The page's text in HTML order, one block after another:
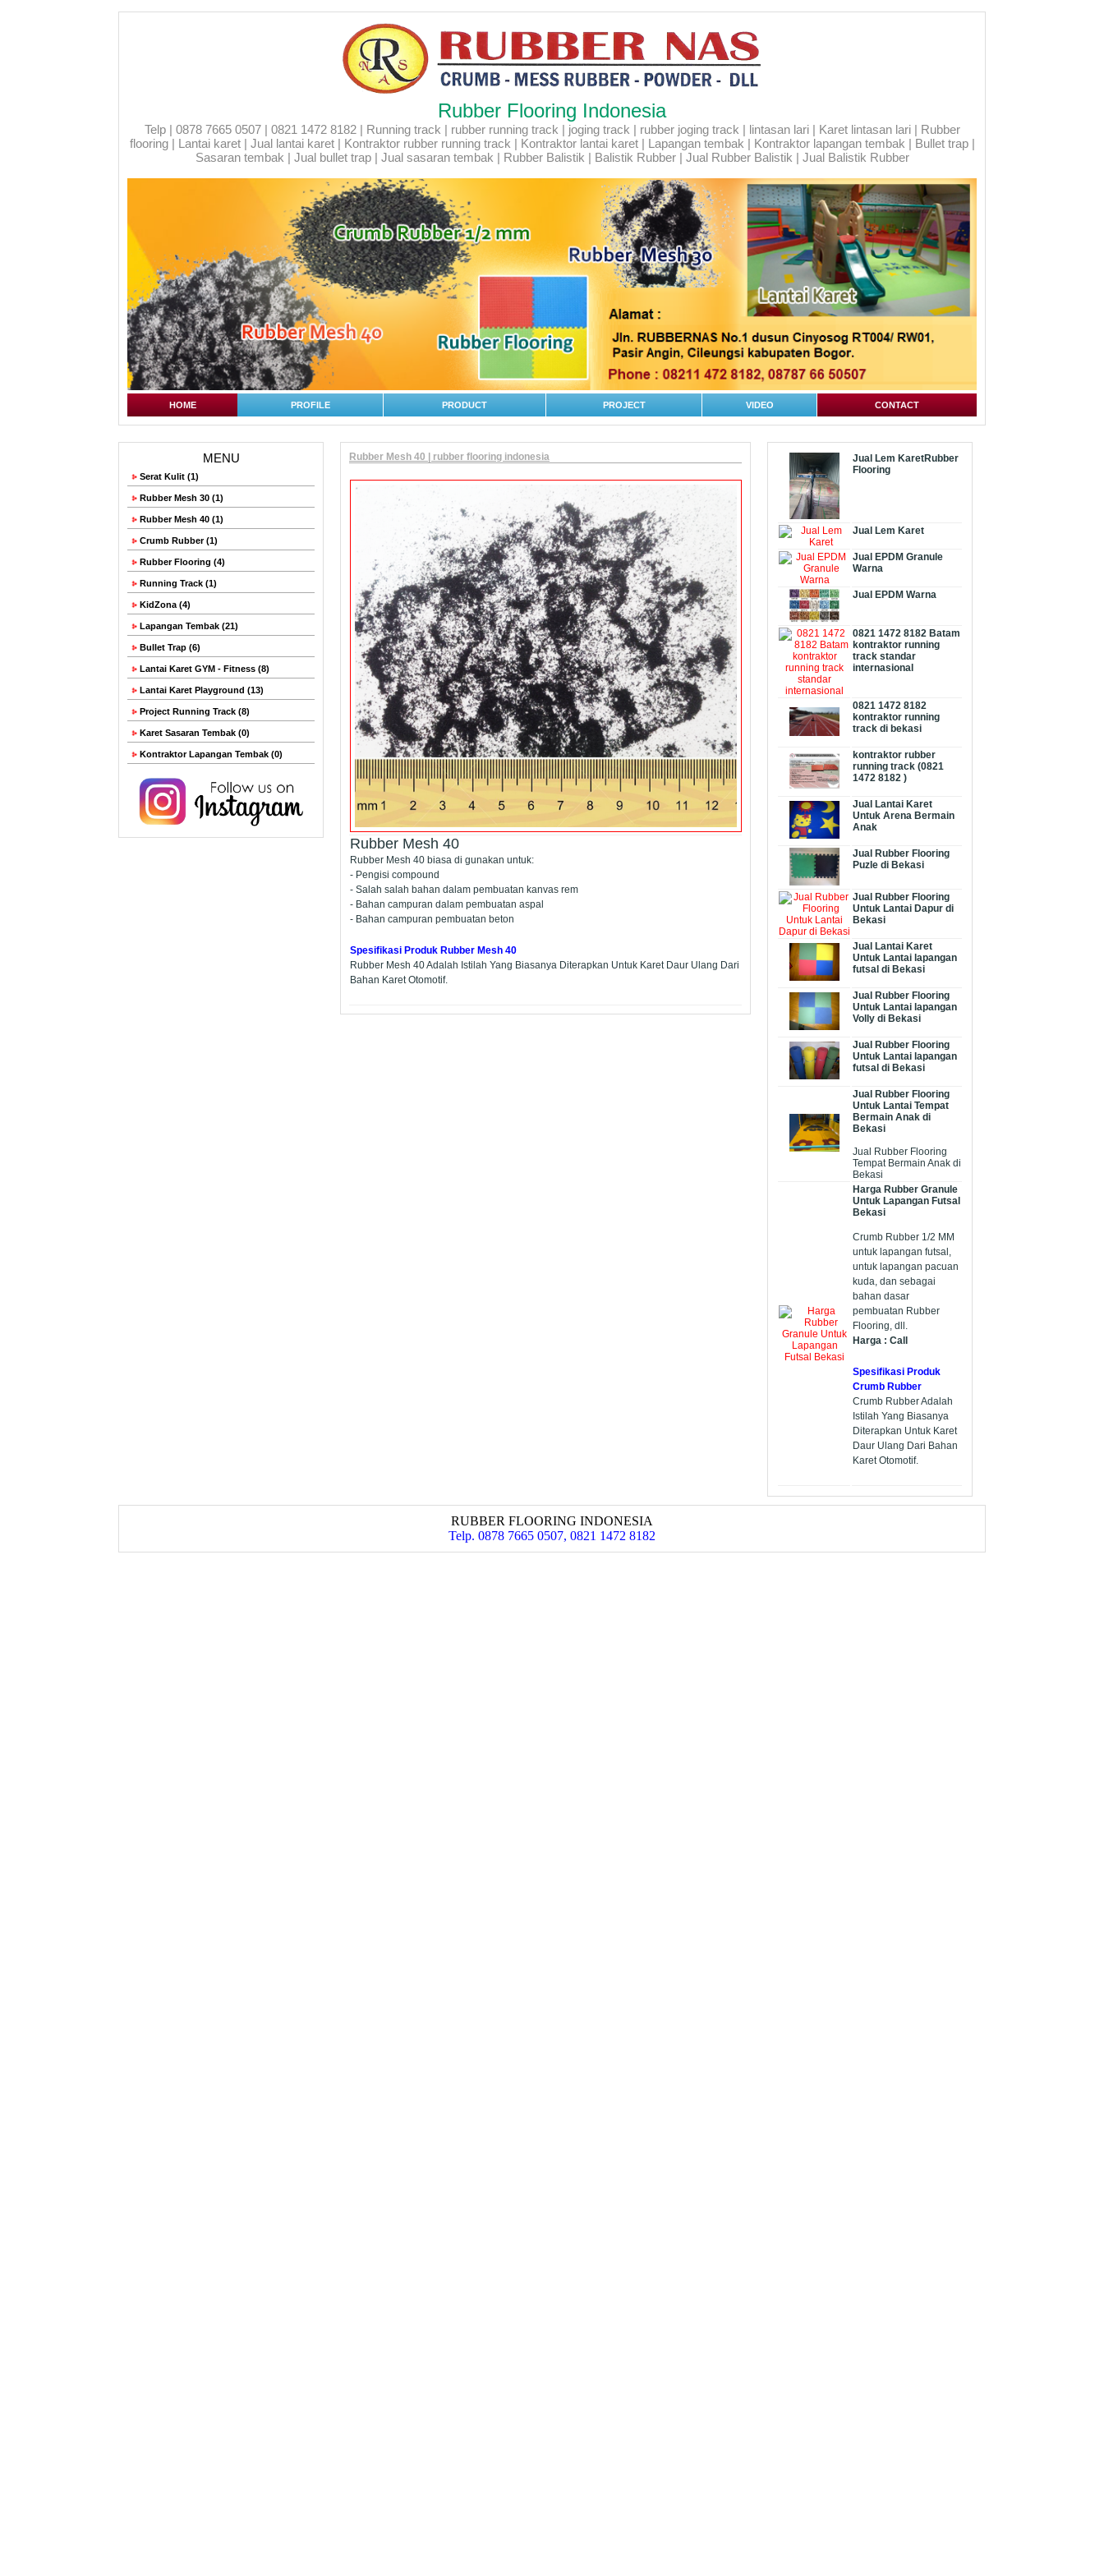
Rubber Flooring Indonesia
Telp | 0878 7665 0507 | 0821 1472 8182 | Running track | rubber running track | joging track | rubber joging track | lintasan lari | Karet lintasan lari | Rubber
flooring | Lantai karet | Jual lantai karet | Kontraktor rubber running track | Kontraktor lantai karet | Lapangan tembak | Kontraktor lapangan tembak | Bullet trap |
Sasaran tembak | Jual bullet trap | Jual sasaran tembak | Rubber Balistik | Balistik Rubber | Jual Rubber Balistik | Jual Balistik Rubber
HOME PROFILE PRODUCT PROJECT VIDEO CONTACT
MENU
Serat Kulit (1)
Rubber Mesh 30 (1)
Rubber Mesh 40 (1)
Crumb Rubber (1)
Rubber Flooring (4)
Running Track (1)
KidZona (4)
Lapangan Tembak (21)
Bullet Trap (6)
Lantai Karet GYM - Fitness (8)
Lantai Karet Playground (13)
Project Running Track (8)
Karet Sasaran Tembak (0)
Kontraktor Lapangan Tembak (0)
Rubber Mesh 40 | rubber flooring indonesia
Rubber Mesh 40
Rubber Mesh 40 biasa di gunakan untuk:
- Pengisi compound
- Salah salah bahan dalam pembuatan kanvas rem
- Bahan campuran dalam pembuatan aspal
- Bahan campuran pembuatan beton
Spesifikasi Produk Rubber Mesh 40
Rubber Mesh 40 Adalah Istilah Yang Biasanya Diterapkan Untuk Karet Daur Ulang Dari
Bahan Karet Otomotif.
Jual Lem KaretRubber
Flooring
Jual Lem Karet
Jual EPDM Granule
Warna
Jual EPDM Warna
0821 1472 8182 Batam
kontraktor running
track standar
internasional
0821 1472 8182
kontraktor running
track di bekasi
kontraktor rubber
running track (0821
1472 8182 )
Jual Lantai Karet
Untuk Arena Bermain
Anak
Jual Rubber Flooring
Puzle di Bekasi
Jual Rubber Flooring
Untuk Lantai Dapur di
Bekasi
Jual Lantai Karet
Untuk Lantai lapangan
futsal di Bekasi
Jual Rubber Flooring
Untuk Lantai lapangan
Volly di Bekasi
Jual Rubber Flooring
Untuk Lantai lapangan
futsal di Bekasi
Jual Rubber Flooring
Untuk Lantai Tempat
Bermain Anak di
Bekasi
Jual Rubber Flooring
Tempat Bermain Anak di
Bekasi
Harga Rubber Granule
Untuk Lapangan Futsal
Bekasi
Crumb Rubber 1/2 MM
untuk lapangan futsal,
untuk lapangan pacuan
kuda, dan sebagai
bahan dasar
pembuatan Rubber
Flooring, dll.
Harga : Call
Spesifikasi Produk
Crumb Rubber
Crumb Rubber Adalah
Istilah Yang Biasanya
Diterapkan Untuk Karet
Daur Ulang Dari Bahan
Karet Otomotif.
RUBBER FLOORING INDONESIA
Telp. 0878 7665 0507, 0821 1472 8182